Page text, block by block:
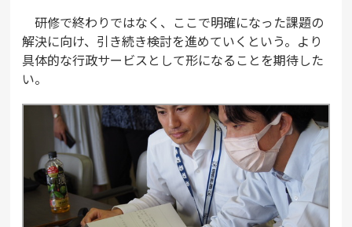
研修で終わりではなく、ここで明確になった課題の
解決に向け、引き続き検討を進めていくという。より
具体的な行政サービスとして形になることを期待した
い。